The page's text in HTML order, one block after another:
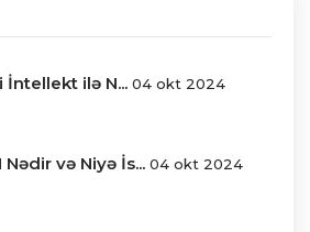
İntellekt ilə N... 04 okt 2024
Nədir və Niyə İs... 04 okt 2024